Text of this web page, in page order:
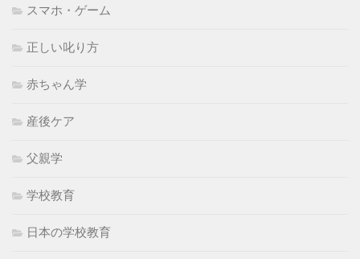
スマホ・ゲーム
正しい叱り方
赤ちゃん学
産後ケア
父親学
学校教育
日本の学校教育